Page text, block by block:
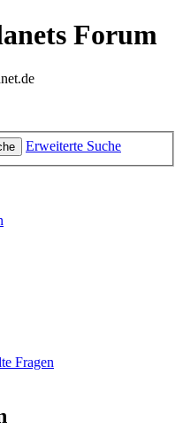
Forum
Erweiterte Suche
Fragen